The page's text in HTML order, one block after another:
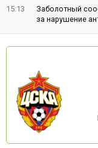
15:13
Заболотный
за нарушение